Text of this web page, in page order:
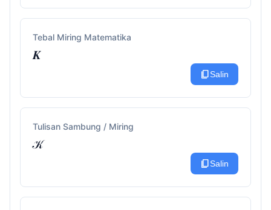
Tebal Miring Matematika
𝑲
content_copySalin
Tulisan Sambung / Miring
𝒦
content_copySalin